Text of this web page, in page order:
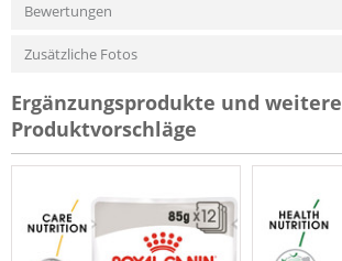
Bewertungen
Zusätzliche Fotos
Ergänzungsprodukte und weitere
Produktvorschläge